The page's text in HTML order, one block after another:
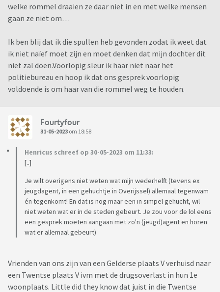
welke rommel draaien ze daar niet in en met welke mensen
gaan ze niet om…
Ik ben blij dat ik die spullen heb gevonden zodat ik weet dat
ik niet naïef moet zijn en moet denken dat mijn dochter dit
niet zal doen.Voorlopig sleur ik haar niet naar het
politiebureau en hoop ik dat ons gesprek voorlopig
voldoende is om haar van die rommel weg te houden.
Fourtyfour
31-05-2023 om 18:58
Henricus schreef op 30-05-2023 om 11:33:
[..]
Je wilt overigens niet weten wat mijn wederhelft (tevens ex
jeugdagent, in een gehuchtje in Overijssel) allemaal tegenwam
én tegenkomt! En dat is nog maar een in simpel gehucht, wil
niet weten wat er in de steden gebeurt. Je zou voor de lol eens
een gesprek moeten aangaan met zo'n (jeugd)agent en horen
wat er allemaal gebeurt)
Vrienden van ons zijn van een Gelderse plaats V verhuisd naar
een Twentse plaats V ivm met de drugsoverlast in hun 1e
woonplaats. Little did they know dat juist in die Twentse